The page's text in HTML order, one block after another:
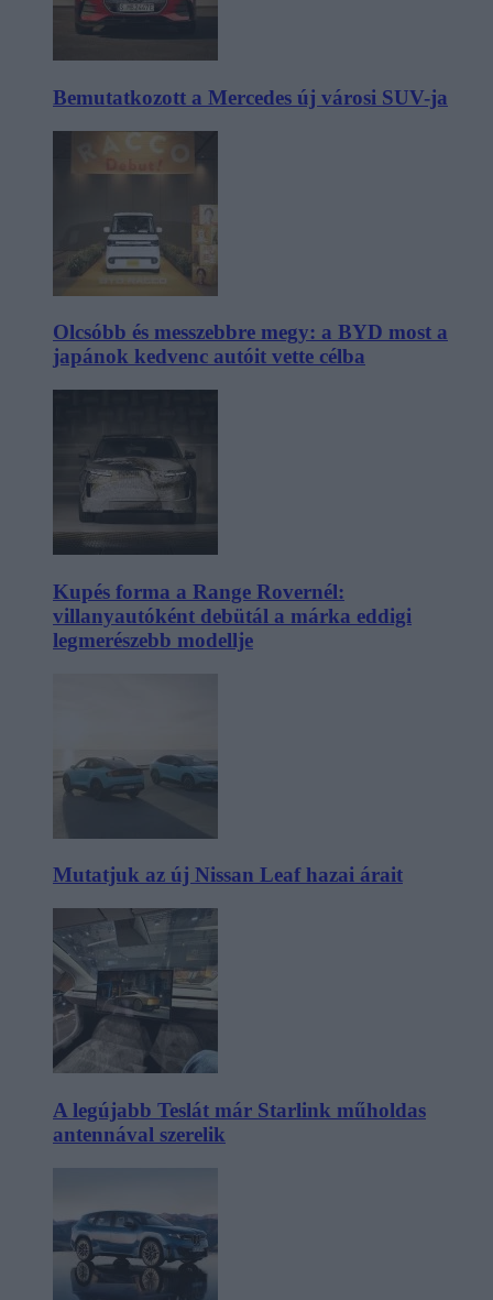
Bemutatkozott a Mercedes új városi SUV-ja
Olcsóbb és messzebbre megy: a BYD most a
japánok kedvenc autóit vette célba
Kupés forma a Range Rovernél:
villanyautóként debütál a márka eddigi
legmerészebb modellje
Mutatjuk az új Nissan Leaf hazai árait
A legújabb Teslát már Starlink műholdas
antennával szerelik